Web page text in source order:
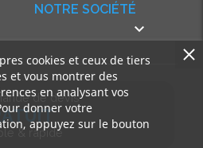
NOTRE SOCIÉTÉ

de devis
& rapide
cookies et ceux de tiers
et vous montrer des
en analysant vos
donner votre
appuyez sur le bouton